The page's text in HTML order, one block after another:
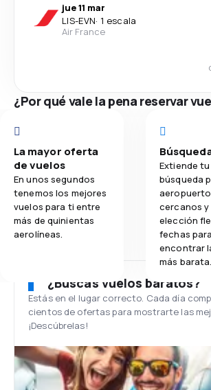
jue 11 mar
LIS-EVN· 1 escala
Air France
¿Por qué vale la pena reservar
La mayor oferta
de vuelos
En unos segundos
tenemos los mejores
vuelos para ti entre
más de quinientas
aerolíneas.
Extiende tu
búsqueda
cercanos y
elección
fechas para
encontrar
más barata.
¿Buscas vuelos baratos?
Estás en el lugar correcto. Cada día
cientos de ofertas para mostrarte las
¡Descúbrelas!